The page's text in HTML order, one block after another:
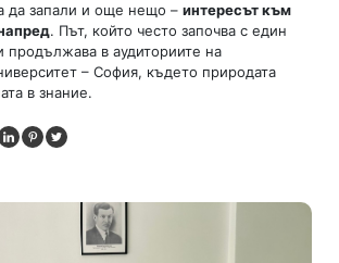
да запали и още нещо – интересът към
. Път, който често започва с един
в аудиториите на
– София, където природата
в знание.